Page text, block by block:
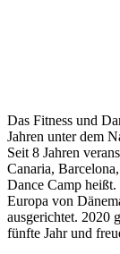
Das Fitness und
Jahren unter dem
Seit 8 Jahren
Canaria,
Dance Camp
Europa von
ausgerichtet. 2020
fünfte Jahr und